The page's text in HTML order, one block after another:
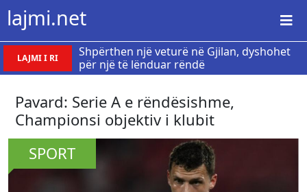
lajmi.net
LAJMI I RI
Shpërthen një veturë në Gjilan, dyshohet
për një të lënduar rëndë
Pavard: Serie A e rëndësishme,
Championsi objektiv i klubit
SPORT